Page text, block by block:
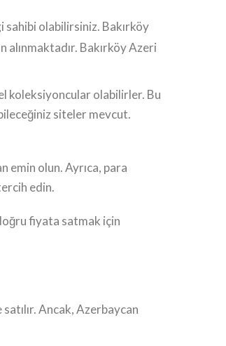
sahibi olabilirsiniz. Bakırköy
Bakırköy Azeri
koleksiyoncular olabilirler. Bu
siteler mevcut.
emin olun. Ayrıca, para
edin.
doğru fiyata satmak için
Ancak, Azerbaycan